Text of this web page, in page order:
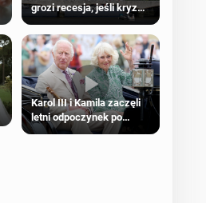
grozi recesja, jeśli kryzys
na Bliskim Wschodzie się
przedłuży
Karol III i Kamila zaczęli
letni odpoczynek po
Igrzyskach Wspólnoty w